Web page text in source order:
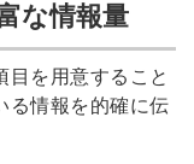
な情報量
目を用意すること
る情報を的確に伝